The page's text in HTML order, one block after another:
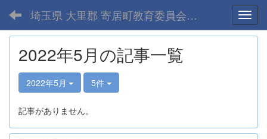
埼玉県 大里郡 寄居町教育委員会-home
2022年5月の記事一覧
2022年5月 5件
記事がありません。